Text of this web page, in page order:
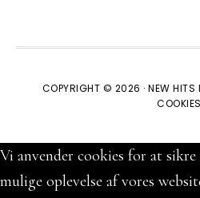
COPYRIGHT © 2026 · NEW HITS
COOKIES
Vi anvender cookies for at
mulige oplevelse af vores